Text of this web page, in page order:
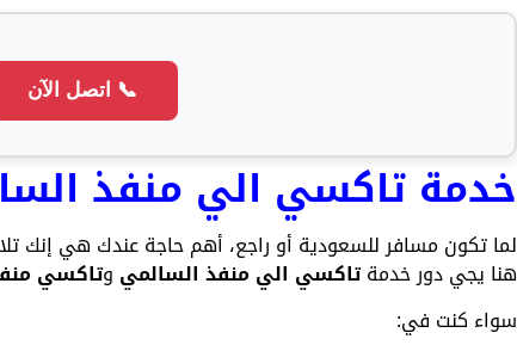
📞 اتصل الآن
خدمة تاكسي الي منفذ
لما تكون مسافر للسعودية أو راجع، أهم حاجة عندك هي إنك
هنا يجي دور خدمةتاكسي الي منفذ السالمي وتاكسي
سواء كنت في: